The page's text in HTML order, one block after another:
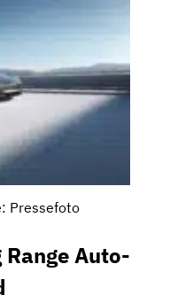
Pressefoto
Range Auto-